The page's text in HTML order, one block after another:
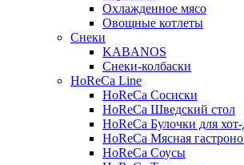
Охлажденное мясо
Овощные котлеты
Снеки
KABANOS
Снеки-колбаски
HoReCa Line
HoReCa Сосиски
HoReCa Шведский стол
HoReCa Булочки для хот-
HoReCa Мясная
HoReCa Соусы